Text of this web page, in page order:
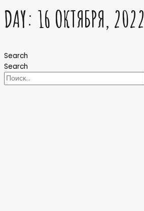
DAY: 16 ОКТЯБРЯ, 2022
Search
Search